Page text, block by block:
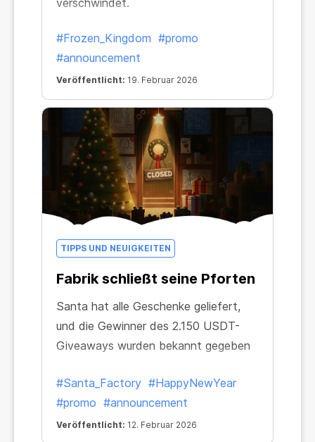
verschwindet.
#Frozen_Kingdom #promo
#announcement
Veröffentlicht: 19. Februar 2026
TIPPS UND NEUIGKEITEN
Fabrik schließt seine Pforten
Santa hat alle Geschenke geliefert,
und die Gewinner des 2.150 USDT-
Giveaways wurden bekannt gegeben
#Santa_Factory #HappyNewYear
#promo #announcement
Veröffentlicht: 12. Februar 2026